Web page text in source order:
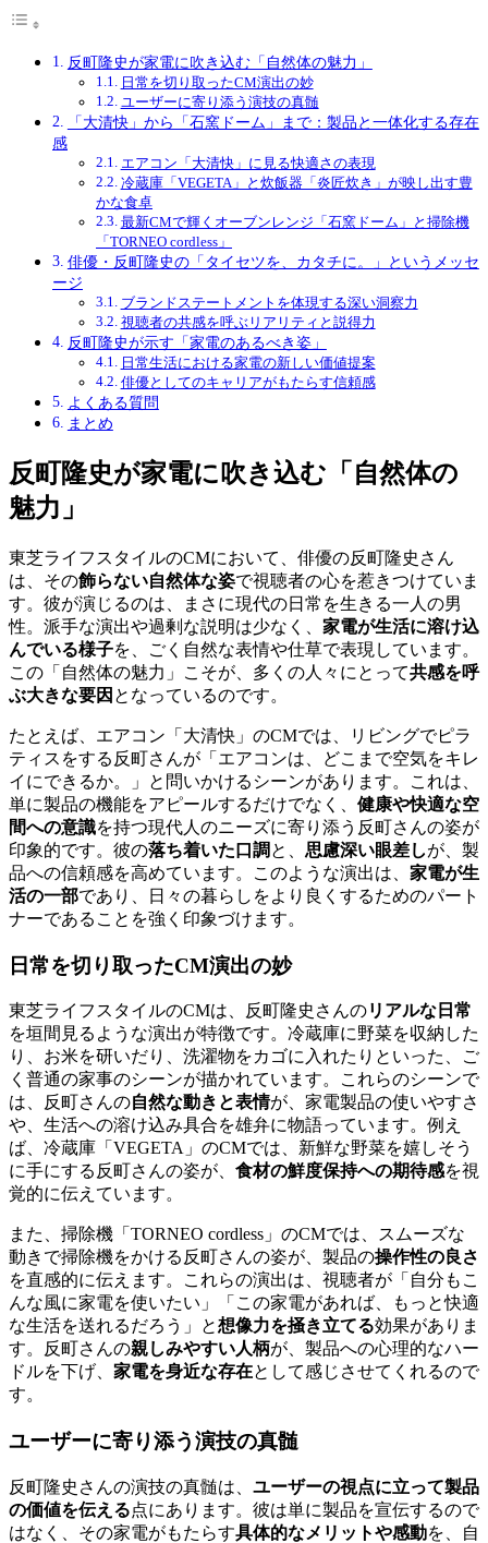
反町隆史が家電に吹き込む「自然体の魅力」
日常を切り取ったCM演出の妙
ユーザーに寄り添う演技の真髄
「大清快」から「石窯ドーム」まで：製品と一体化する存在
感
エアコン「大清快」に見る快適さの表現
冷蔵庫「VEGETA」と炊飯器「炎匠炊き」が映し出す豊
かな食卓
最新CMで輝くオーブンレンジ「石窯ドーム」と掃除機
「TORNEO cordless」
俳優・反町隆史の「タイセツを、カタチに。」というメッセ
ージ
ブランドステートメントを体現する深い洞察力
視聴者の共感を呼ぶリアリティと説得力
反町隆史が示す「家電のあるべき姿」
日常生活における家電の新しい価値提案
俳優としてのキャリアがもたらす信頼感
よくある質問
まとめ
反町隆史が家電に吹き込む「自然体の
魅力」
東芝ライフスタイルのCMにおいて、俳優の反町隆史さん
は、その飾らない自然体な姿で視聴者の心を惹きつけていま
す。彼が演じるのは、まさに現代の日常を生きる一人の男
性。派手な演出や過剰な説明は少なく、 家電が生活に溶け込
んでいる様子を、ごく自然な表情や仕草で表現しています。
この「自然体の魅力」こそが、多くの人々にとって共感を呼
ぶ大きな要因 となっているのです。
たとえば、エアコン「大清快」のCMでは、リビングでピラ
ティスをする反町さんが「エアコンは、どこまで空気をキレ
イにできるか。」と問いかけるシーンがあります。これは、
単に製品の機能をアピールするだけでなく、 健康や快適な空
間への意識を持つ現代人のニーズに寄り添う反町さんの姿が
印象的です。彼の落ち着いた口調 と、 思慮深い眼差しが、製
品への信頼感を高めています。このような演出は、 家電が生
活の一部であり、日々の暮らしをより良くするためのパート
ナーであることを強く印象づけます。
日常を切り取ったCM演出の妙
東芝ライフスタイルのCMは、反町隆史さんのリアルな日常
を垣間見るような演出が特徴です。冷蔵庫に野菜を収納した
り、お米を研いだり、洗濯物をカゴに入れたりといった、ご
く普通の家事のシーンが描かれています。これらのシーンで
は、反町さんの自然な動きと表情が、家電製品の使いやすさ
や、生活への溶け込み具合を雄弁に物語っています。例え
ば、冷蔵庫「VEGETA」のCMでは、新鮮な野菜を嬉しそう
に手にする反町さんの姿が、 食材の鮮度保持への期待感を視
覚的に伝えています。
また、掃除機「TORNEO cordless」のCMでは、スムーズな
動きで掃除機をかける反町さんの姿が、製品の操作性の良さ
を直感的に伝えます。これらの演出は、視聴者が「自分もこ
んな風に家電を使いたい」「この家電があれば、もっと快適
な生活を送れるだろう」と想像力を掻き立てる効果がありま
す。反町さんの親しみやすい人柄が、製品への心理的なハー
ドルを下げ、 家電を身近な存在として感じさせてくれるので
す。
ユーザーに寄り添う演技の真髄
反町隆史さんの演技の真髄は、 ユーザーの視点に立って製品
の価値を伝える点にあります。彼は単に製品を宣伝するので
はなく、その家電がもたらす具体的なメリットや感動を、自